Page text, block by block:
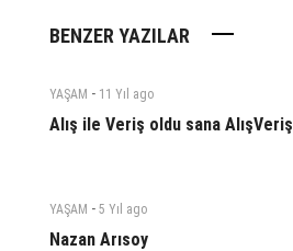
BENZER YAZILAR
YAŞAM - 11 Yıl ago
Alış ile Veriş oldu sana AlışVeriş
YAŞAM - 5 Yıl ago
Nazan Arısoy